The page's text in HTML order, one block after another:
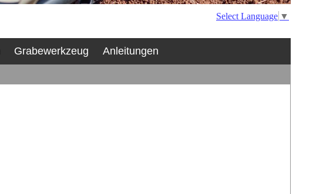
Select Language ▼
Grabewerkzeug
Anleitungen